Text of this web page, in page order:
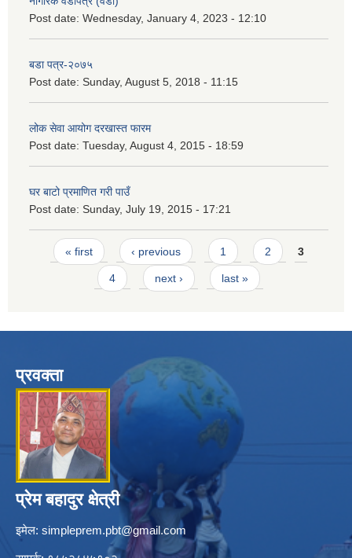
Post date: Wednesday, January 4, 2023 - 12:10
बडा पत्र-२०७५
Post date: Sunday, August 5, 2018 - 11:15
लोक सेवा आयोग दरखास्त फारम
Post date: Tuesday, August 4, 2015 - 18:59
घर बाटो प्रमाणित गरी पाउँ
Post date: Sunday, July 19, 2015 - 17:21
Pages
« first ‹ previous 1 2 3
4 next › last »
प्रवक्ता
प्रेम बहादुर क्षेत्री
इमेल: simpleprem.pbt@gmail.com